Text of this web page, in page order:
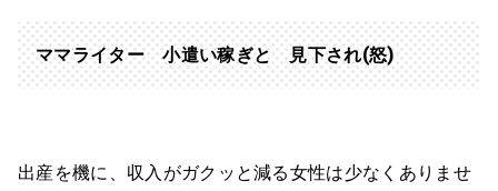
ママライター 小遣い稼ぎと 見下され(怒)
出産を機に、収入がガクッと減る女性は少なくありませ